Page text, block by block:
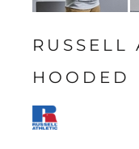
RUSSELL
HOODED